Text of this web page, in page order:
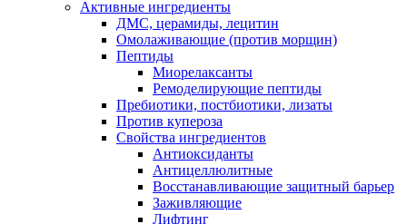
Активные ингредиенты
ДМС, церамиды, лецитин
Омолаживающие (против морщин)
Пептиды
Миорелаксанты
Ремоделирующие пептиды
Пребиотики, постбиотики, лизаты
Против купероза
Свойства ингредиентов
Антиоксиданты
Антицеллюлитные
Восстанавливающие защитный барьер
Заживляющие
Лифтинг